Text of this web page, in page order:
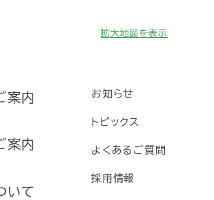
拡大地図を表示
案内
案内
いて
お知らせ
トピックス
よくあるご質問
採用情報